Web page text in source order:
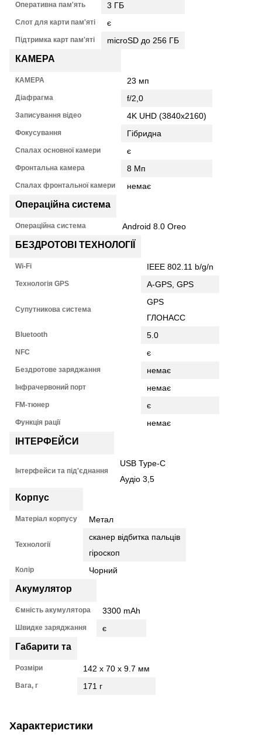
Оперативна пам'ять 3 ГБ
Слот для карти пам'яті є
Підтримка карт пам'яті microSD до 256 ГБ
КАМЕРА
КАМЕРА 23 мп
Діафрагма f/2,0
Записування відео 4K UHD (3840x2160)
Фокусування Гібридна
Спалах основної камери є
Фронтальна камера 8 Мп
Спалах фронтальної камери немає
Операційна система
Операційна система Android 8.0 Oreo
БЕЗДРОТОВІ ТЕХНОЛОГІЇ
Wi-Fi IEEE 802.11 b/g/n
Технологія GPS A-GPS, GPS
Супутникова система
GPS
ГЛОНАСС
Bluetooth 5.0
NFC є
Бездротове заряджання немає
Інфрачервоний порт немає
FM-тюнер є
Функція рації немає
ІНТЕРФЕЙСИ
Інтерфейси та під'єднання
USB Type-C
Аудіо 3,5
Корпус
Матеріал корпусу Метал
Технології
сканер відбитка пальців
гіроскоп
Колір Чорний
Акумулятор
Ємність акумулятора 3300 mAh
Швидке заряджання є
Габарити та
Розміри 142 x 70 x 9.7 мм
Вага, г 171 г
Характеристики